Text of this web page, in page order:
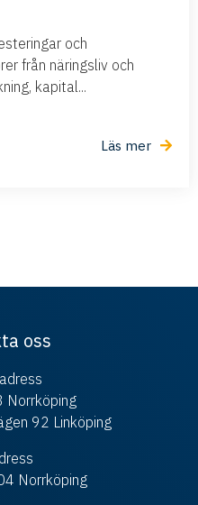
och
från näringsliv och
kapital...
Läs mer
oss
Norrköping
92 Linköping
Norrköping